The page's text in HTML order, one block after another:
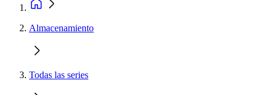
Almacenamiento
Todas las series